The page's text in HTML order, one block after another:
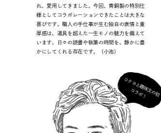
れ、愛用してきました。今回、青銅製の特別仕
様としてコラボレーションできたことは大きな
喜びです。職人の手仕事が生む独自の表情と重
厚感は、道具を超えた一生モノの魅力を備えて
います。日々の読書や執筆の時間を、静かに豊
かにしてくれる存在です。（小池）
コ
ク
ヨ
と
趣
味
文
の
初
コ
ラ
ボ
！